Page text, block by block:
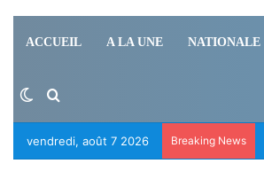
ACCUEIL A LA UNE NATIONALE
Switch skin
Rechercher
vendredi, août 7 2026 Breaking News